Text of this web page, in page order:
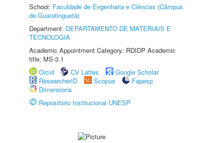
School: Faculdade de Engenharia e Ciências (Câmpus
de Guaratinguetá)
Department: DEPARTAMENTO DE MATERIAIS E
TECNOLOGIA
Academic Appointment Category: RDIDP Academic
title: MS-3.1
Orcid
CV Lattes
Google Scholar
ResearcherID
Scopus
Fapesp
Dimensions
Repositório Institucional UNESP